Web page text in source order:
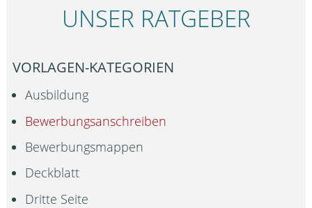
UNSER RATGEBER
VORLAGEN-KATEGORIEN
Ausbildung
Bewerbungsanschreiben
Bewerbungsmappen
Deckblatt
Dritte Seite